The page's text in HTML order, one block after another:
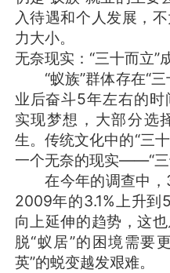
入待遇和个人发展，
力大小。
无奈现实：“三十而立”
“蚁族”群体存在“三
业后奋斗5年左右的
实现梦想，大部分选
生。传统文化中的“三
一个无奈的现实——“三
在今年的调查中，
2009年的3.1%上升到
向上延伸的趋势，这
脱“蚁居”的困境需要
英”的蜕变越发艰难。